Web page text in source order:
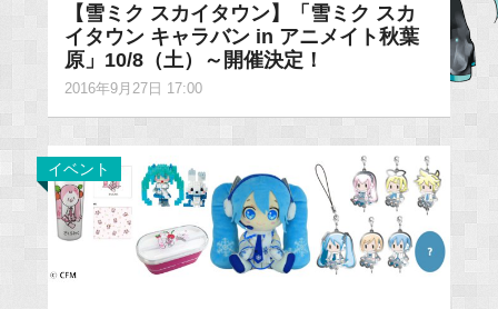
【雪ミク スカイタウン】「雪ミク スカ
イタウン キャラバン in アニメイト秋葉
原」10/8（土）～開催決定！
2016年9月27日 17:00
イベント